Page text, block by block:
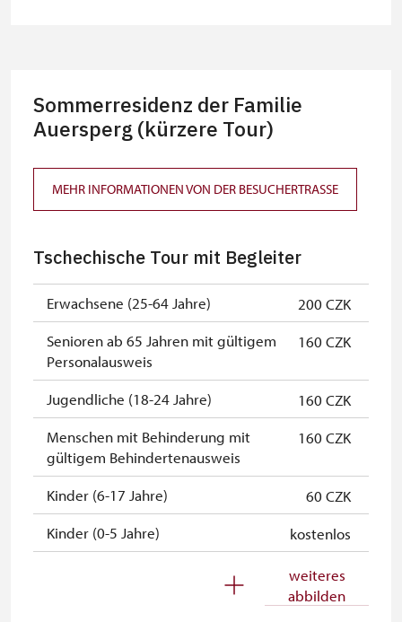
Mitglieder von ICOMOS mit
gültigem Mitgliedsausweis
Inhaber der freien Eintrittskarte
kostenlos
"Náš člověk"-Karte *
kostenlos
* Freier Eintritt nur für den
Karteninhaber
Sommerresidenz der Familie
Auersperg (kürzere Tour)
MEHR INFORMATIONEN VON DER BESUCHERTRASSE
Tschechische Tour mit Begleiter
Erwachsene (25-64 Jahre)
200 CZK
Senioren ab 65 Jahren mit gültigem
Personalausweis
160 CZK
Jugendliche (18-24 Jahre)
160 CZK
Menschen mit Behinderung mit
gültigem Behindertenausweis
160 CZK
Kinder (6-17 Jahre)
60 CZK
Kinder (0-5 Jahre)
kostenlos
kostenlos
weiteres
abbilden